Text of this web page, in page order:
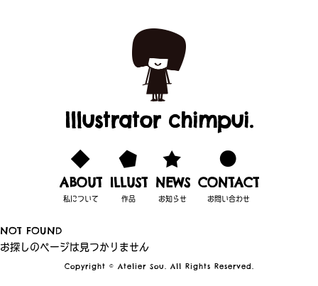
Illustrator chimpui.
ABOUT
私について
ILLUST
作品
NEWS
お知らせ
CONTACT
お問い合わせ
NOT FOUND
お探しのページは見つかりません
Copyright © Atelier Sou. All Rights Reserved.